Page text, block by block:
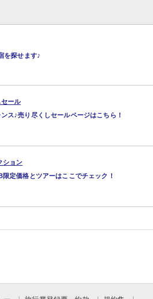
を探せます♪
ール
ス♪売り尽くしセールページはこちら！
ション
限定価格とツアーはここでチェック！